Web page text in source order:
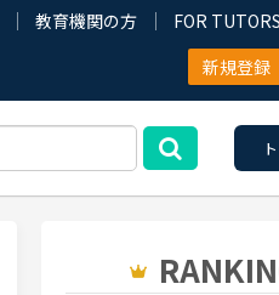
教育機関の方 FOR TUTORS
新規登録